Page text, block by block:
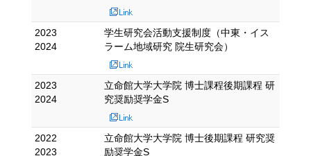
2023
2024
学生研究会活動支援制度（中東・イス
ラーム地域研究 院生研究会）
2023
2024
立命館大学大学院 博士課程後期課程 研
究奨励奨学金S
2022
2023
立命館大学大学院 博士後期課程 研究奨
励奨学金S